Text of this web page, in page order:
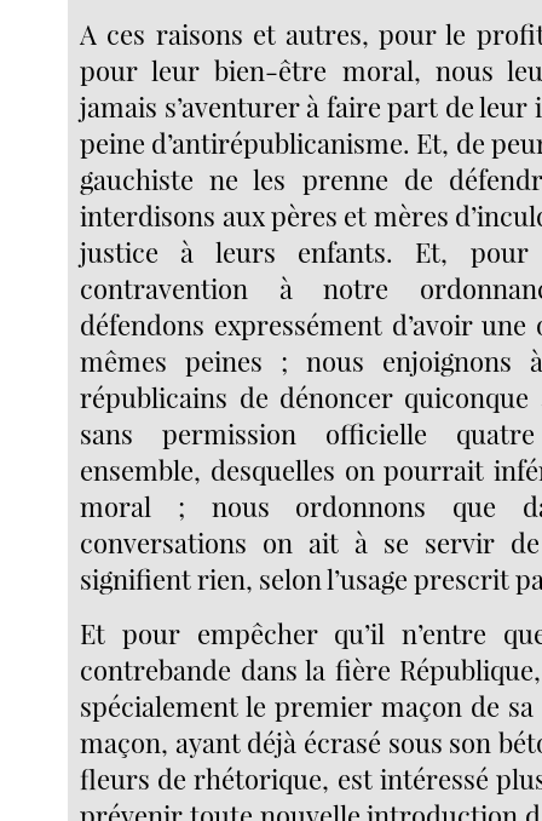
A ces raisons et autres, pour le
pour leur bien-être moral, nous
jamais s’aventurer à faire part de leur
peine d’antirépublicanisme. Et, de
gauchiste ne les prenne de
interdisons aux pères et mères
justice à leurs enfants. Et, pour
contravention à notre
défendons expressément d’avoir une
mêmes peines ; nous enjoignons
républicains de dénoncer
sans permission officielle
ensemble, desquelles on pourrait
moral ; nous ordonnons que
conversations on ait à se servir
signifient rien, selon l’usage prescrit
Et pour empêcher qu’il n’entre
contrebande dans la fière
spécialement le premier maçon de sa
maçon, ayant déjà écrasé sous son
fleurs de rhétorique, est intéressé